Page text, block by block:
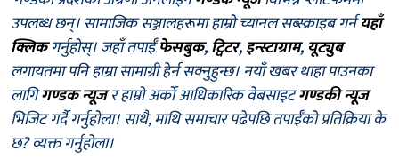
उपलब्ध छन्। सामाजिक सञ्जालहरूमा हाम्रो च्यानल सब्स्क्राइब गर्नयहाँ
क्लिकगर्नुहोस्। जहाँ तपाईँफेसबुक,ट्विटर,इन्स्टाग्राम, यूट्युब
लगायतमा पनि हाम्रा सामाग्री हेर्न सक्नुहुन्छ। नयाँ खबर थाहा पाउनका
लागिगण्डक न्यूजर हाम्रो अर्को आधिकारिक वेबसाइटगण्डकी न्यूज
भिजिट गर्दै गर्नुहोला। साथै, माथि समाचार पढेपछि तपाईँको प्रतिक्रिया के
छ? व्यक्त गर्नुहोला।